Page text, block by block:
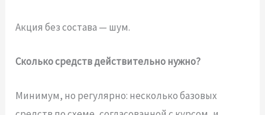
Акция без состава — шум.
Сколько средств действительно нужно?
Минимум, но регулярно: несколько базовых